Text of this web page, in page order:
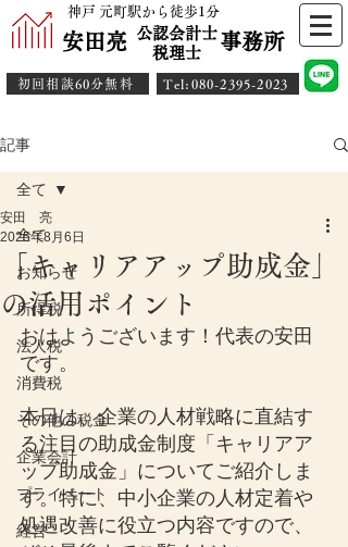
神戸 元町駅から徒歩1分
安田亮 事務所
公認会計士
​税理士
初回相談60分無料 ​Tel:080-2395-2023
記事
全て
お知らせ
所得税
法人税
消費税
その他の税金
企業会計
プライベート
経営
全て
「キャリアアップ助成金」
の活用ポイント
安田 亮
2025年8月6日
おはようございます！代表の安田
です。
本日は、企業の人材戦略に直結す
る注目の助成金制度「キャリアア
ップ助成金」についてご紹介しま
す。特に、中小企業の人材定着や
処遇改善に役立つ内容ですので、